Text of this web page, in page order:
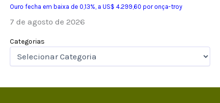
Ouro fecha em baixa de 0,13%, a US$ 4.299,60 por onça-troy
7 de agosto de 2026
Categorias